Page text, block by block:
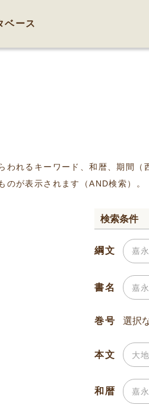
ベース
われるキーワード、和暦、期間
のが表示されます（AND検索）。
検索条件
綱文
書名
巻号
本文
和暦